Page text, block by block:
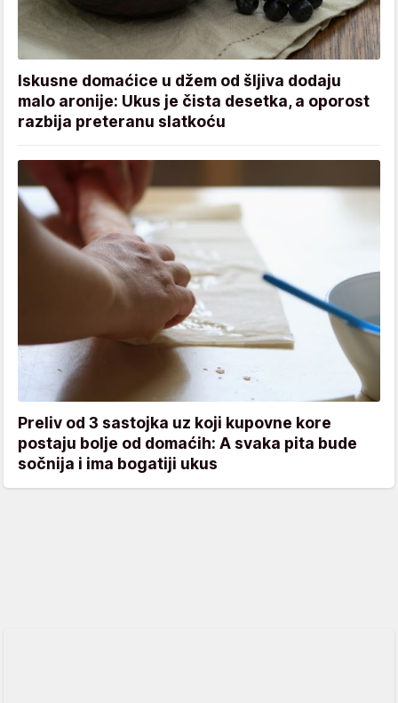
Iskusne domaćice u džem od šljiva dodaju
malo aronije: Ukus je čista desetka, a oporost
razbija preteranu slatkoću
Preliv od 3 sastojka uz koji kupovne kore
postaju bolje od domaćih: A svaka pita bude
sočnija i ima bogatiji ukus